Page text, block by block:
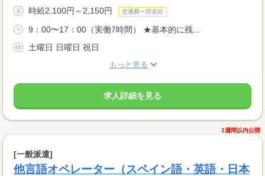
時給2,100円～2,150円 交通費一部支給
9：00〜17：00（実働7時間） ★基本的に残...
土曜日 日曜日 祝日
もっと見る
求人詳細を見る
1週間以内公開
[一般派遣]
他言語オペレーター（スペイン語・英語・日本